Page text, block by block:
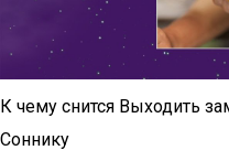
К чему снится Выходить
Соннику